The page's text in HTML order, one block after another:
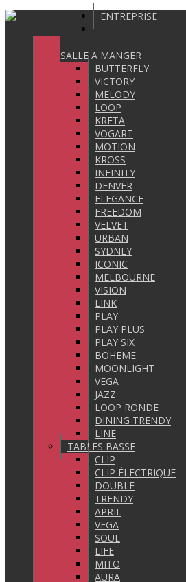
ENTREPRISE
SALLE A MANGER
BUTTERFLY
VICTORY
MELODY
LOOP
KRETA
VOGART
MOTION
KROSS
INFINITY
DENVER
ELEGANCE
FREEDOM
VELVET
URBAN
SYDNEY
ICONIC
MELBOURNE
VISION
LINK
PLAY
PLAY PLUS
PLAY SIX
BOHEME
MOONLIGHT
VEGA
JAZZ
LOOP RONDE
DINING TRENDY
LINE
TABLES BASSE
CLIP
CLIP ÉLECTRIQUE
DOUBLE
TRENDY
APRIL
VEGA
SOUL
LIFE
MITO
AURA